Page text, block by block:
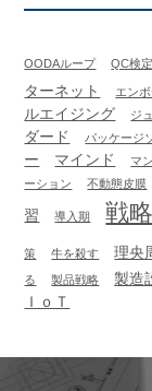
OODAループ QC検定
ターネット
エン
ルエイジング
ジ
ダード
パッケージ
ー
マインド マ
ーション
不動態皮膜
習
導入期 戦
策 牛を殺す 理央
る
製品戦略 製造
ＩｏＴ